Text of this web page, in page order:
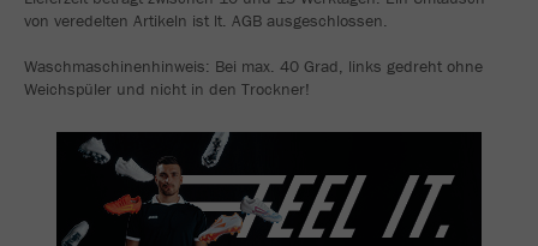
von veredelten Artikeln ist lt. AGB ausgeschlossen.
Waschmaschinenhinweis: Bei max. 40 Grad, links gedreht ohne
Weichspüler und nicht in den Trockner!